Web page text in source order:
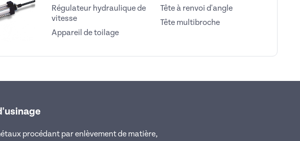
Régulateur hydraulique de
vitesse
Appareil de toilage
Tête à renvoi d'angle
Tête multibroche
procédant par enlèvement de matière,